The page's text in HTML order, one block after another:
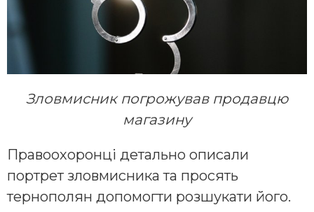
Зловмисник погрожував продавцю
магазину
Правоохоронці детально описали
портрет зловмисника та просять
тернополян допомогти розшукати його.